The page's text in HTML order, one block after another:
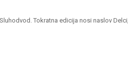
Tokratna edicija nosi naslov